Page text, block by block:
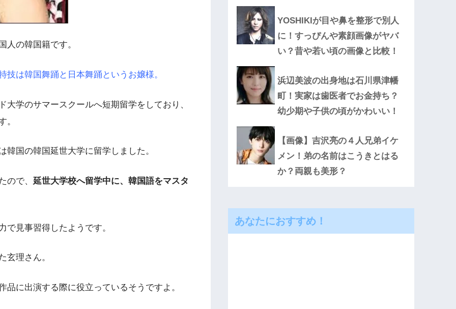
人の韓国籍です。
は韓国舞踊と日本舞踊というお嬢様。
学のサマースクールへ短期留学をしており、
。
国の韓国延世大学に留学しました。
ので、 延世大学校へ留学中に、韓国語をマスタ
で見事習得したようです。
玄理さん。
に出演する際に役立っているそうですよ。
YOSHIKIが目や鼻を整形で別人
に！すっぴんや素顔画像がヤバ
い？昔や若い頃の画像と比較！
浜辺美波の出身地は石川県津幡
町！実家は歯医者でお金持ち？
幼少期や子供の頃がかわいい！
【画像】吉沢亮の４人兄弟イケ
メン！弟の名前はこうきとはる
か？両親も美形？
あなたにおすすめ！